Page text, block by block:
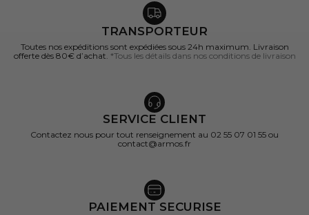
TRANSPORTEUR
Toutes nos expéditions sont expédiées sous 24h maximum. Livraison
offerte dès 80€ d’achat. *Tous les détails dans nos conditions de livraison
SERVICE CLIENT
Contactez nous pour tout renseignement au 02 55 07 01 55 ou
contact@armos.fr
PAIEMENT SECURISE